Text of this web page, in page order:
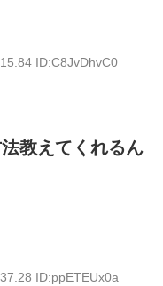
ID:C8JvDhvC0
教えてくれるん
ID:ppETEUx0a